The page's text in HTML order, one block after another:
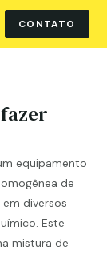
CONTATO
equipamento
de
diversos
Este
mistura de